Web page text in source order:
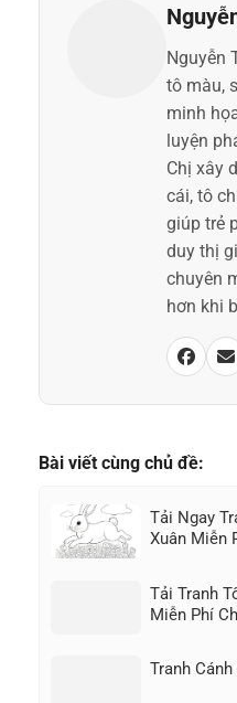
Nguyễn
tô màu,
minh
luyện
Chị xây
cái, tô
giúp trẻ
duy thị
chuyên
hơn khi
Bài viết cùng chủ đề:
Tải Ngay
Xuân Miễn
Tải Tranh
Miễn Phí
Tranh